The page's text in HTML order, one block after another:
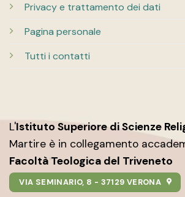
Privacy e trattamento dei dati
Pagina personale
Tutti i contatti
L'Istituto Superiore di Scienze
Martire è in collegamento
Facoltà Teologica del Triveneto
VIA SEMINARIO, 8 - 37129 VERONA